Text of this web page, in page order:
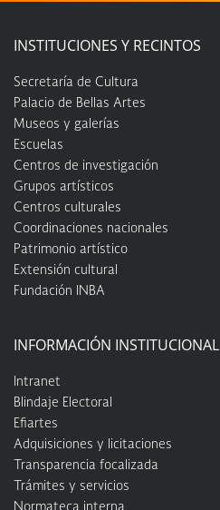
INSTITUCIONES Y RECINTOS
Secretaría de Cultura
Palacio de Bellas Artes
Museos y galerías
Escuelas
Centros de investigación
Grupos artísticos
Centros culturales
Coordinaciones nacionales
Patrimonio artístico
Extensión cultural
Fundación INBA
INFORMACIÓN INSTITUCIONAL
Intranet
Blindaje Electoral
Efiartes
Adquisiciones y licitaciones
Transparencia focalizada
Trámites y servicios
Normateca interna